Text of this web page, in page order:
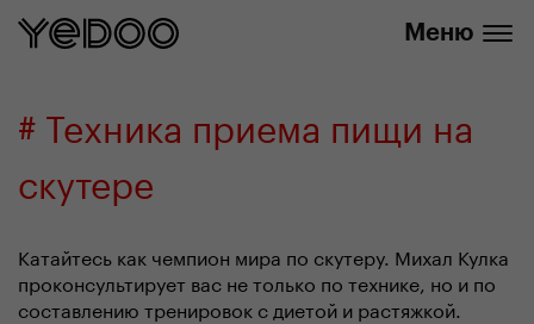
Меню
# Техника приема пищи на
скутере
Катайтесь как чемпион мира по скутеру. Михал Кулка
проконсультирует вас не только по технике, но и по
составлению тренировок с диетой и растяжкой.